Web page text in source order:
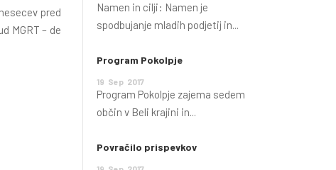
pred
MGRT – de
Namen in cilji: Namen je
spodbujanje mladih podjetij in...
Program Pokolpje
19 Sep 2017
Program Pokolpje zajema sedem
občin v Beli krajini in...
Povračilo prispevkov